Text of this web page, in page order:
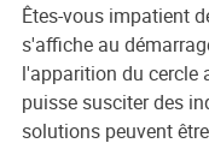
Êtes-vous impatient
s'affiche au
l'apparition du cercle
puisse susciter des
solutions peuvent